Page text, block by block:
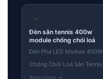
✓
Đèn sân tennis 400w
module chống chói loá
Đèn Pha LED Module 400W
Chống Chói Loá Sân Tennis